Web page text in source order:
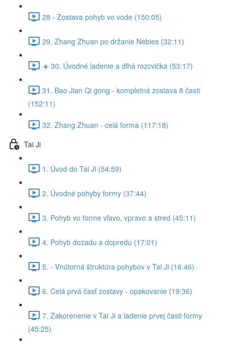
28 - Zostava pohyb vo vode (150:05)
29. Zhang Zhuan po držanie Nebies (32:11)
☀️ 30. Úvodné ladenie a dlhá rozcvička (53:17)
31. Bao Jian Qi gong - kompletná zostava 8 častí
(152:11)
32. Zhang Zhuan - celá forma (117:18)
Tai Ji
1. Úvod do Tai Ji (54:59)
2. Úvodné pohyby formy (37:44)
3. Pohyb vo forme vľavo, vpravo a stred (45:11)
4. Pohyb dozadu a dopredu (17:01)
5. - Vnútorná štruktúra pohybov v Tai Ji (16:46)
6. Celá prvá časť zostavy - opakovanie (19:36)
7. Zakorenenie v Tai Ji a ladenie prvej časti formy
(45:25)